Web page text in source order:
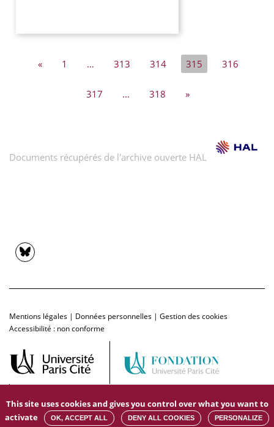
« 1 … 313 314 315 316
317 … 318 »
Documents récupérés de l'archive ouverte HAL
Mentions légales | Données personnelles | Gestion des cookies
Accessibilité : non conforme
This site uses cookies and gives you control over what you want to
activate
OK, ACCEPT ALL DENY ALL COOKIES PERSONALIZE